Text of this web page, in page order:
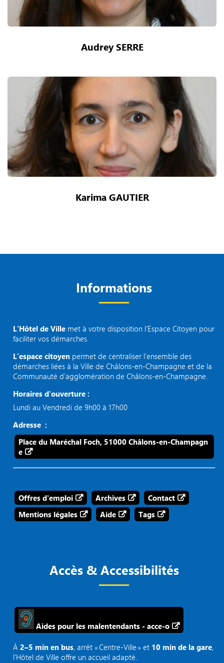
Audrey SERRE
Karima GAUTIER
Informations
L’Hôtel de Ville met à votre disposition l’Espace Citoyen pour
faciliter vos démarches.
L’espace citoyen permet de centraliser l’ensemble des
démarches liées à la Ville de Châlons-en-Champagne et de la
Communauté d’agglomération de Châlons-en-Champagne.
Horaires d'ouverture :
Lundi au Vendredi de 9h00 à 17h00
Adresse :
Place du Maréchal Foch, 51000 Châlons-en-Champagn
e
Offres d'emploi Archives
Contact
Mentions légales
Aide Tags
Accès & Accessibilités
Aides pour les malentendants - acce-o
À2–5 min en bus, arrêt « Centre‑Ville » et 10 min de la gare,
l’Hôtel de Ville offre un accueil adapté.